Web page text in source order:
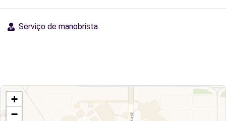
Serviço de manobrista
+
−